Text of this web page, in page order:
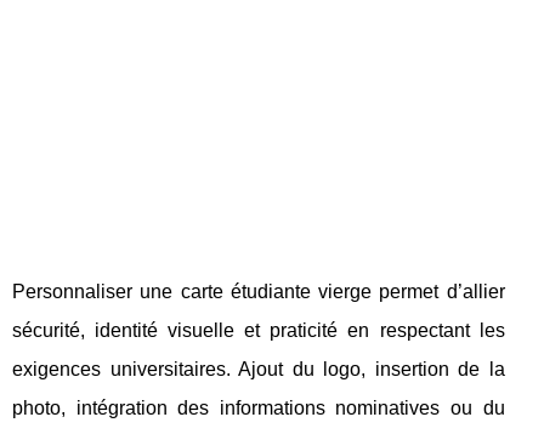
Personnaliser une carte étudiante vierge permet d’allier
sécurité, identité visuelle et praticité en respectant les
exigences universitaires. Ajout du logo, insertion de la
photo, intégration des informations nominatives ou du